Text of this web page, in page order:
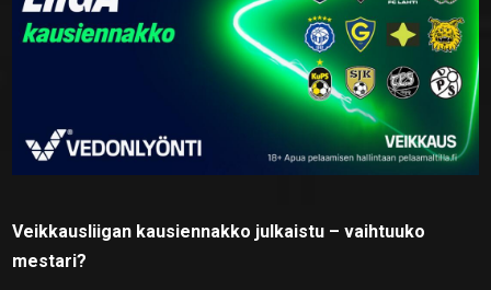
Veikkausliigan kausiennakko julkaistu –vaihtuuko
mestari?